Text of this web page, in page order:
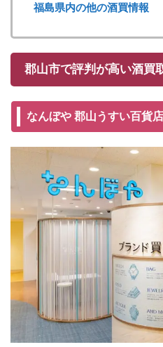
福島県内の他の酒買情報
郡山市で評判が高い酒買
なんぼや 郡山うすい百貨店